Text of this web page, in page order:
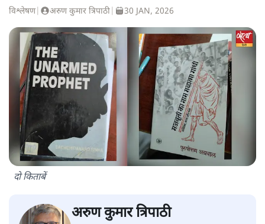
विश्लेषण| अरुण कुमार त्रिपाठी 30 JAN, 2026
दो किताबें
अरुण कुमार त्रिपाठी